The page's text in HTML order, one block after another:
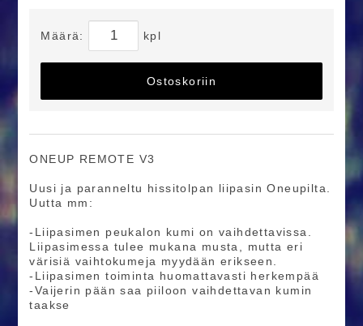
Määrä: kpl
Ostoskoriin
ONEUP REMOTE V3
Uusi ja paranneltu hissitolpan liipasin Oneupilta.
Uutta mm:
-Liipasimen peukalon kumi on vaihdettavissa.
Liipasimessa tulee mukana musta, mutta eri
värisiä vaihtokumeja myydään erikseen.
-Liipasimen toiminta huomattavasti herkempää
-Vaijerin pään saa piiloon vaihdettavan kumin
taakse